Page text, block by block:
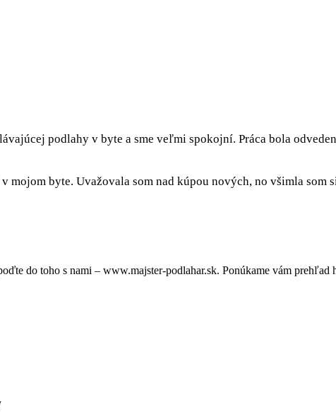
podlahy v byte a sme veľmi spokojní. Práca bola
mojom byte. Uvažovala som nad kúpou nových, no všimla
do toho s nami – www.majster-podlahar.sk. Ponúkame vám